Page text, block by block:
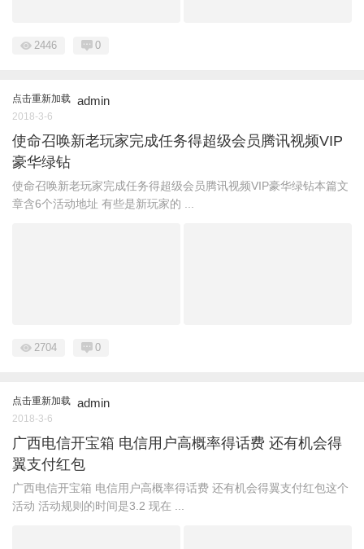
2446 0
点击重新加载 admin
2018-3-6
使命召唤新老玩家完成任务得超级会员腾讯视频VIP
豪华绿钻
使命召唤新老玩家完成任务得超级会员腾讯视频VIP豪华绿钻本篇文
章含6个活动地址 有些是新玩家的 ...
2704 0
点击重新加载 admin
2018-3-6
广西电信开宝箱 电信用户高概率得话费 还有机会得
翼支付红包
广西电信开宝箱 电信用户高概率得话费 还有机会得翼支付红包这个
活动 活动规则的时间是3.2 现在 ...